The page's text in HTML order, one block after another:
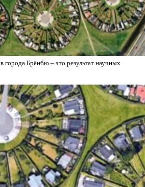
города Брёнбю – это результат научных